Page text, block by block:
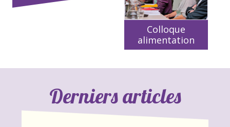
Colloque
alimentation
Derniers articles